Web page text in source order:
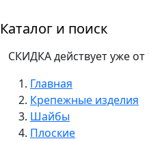
Каталог и поиск
СКИДКА действует уже от
Главная
Крепежные изделия
Шайбы
Плоские